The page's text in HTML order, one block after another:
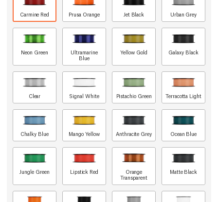
Carmine Red Prusa Orange Jet Black Urban Grey
Neon Green
Ultramarine
Blue
Yellow Gold Galaxy Black
Clear Signal White Pistachio Green Terracotta Light
Chalky Blue Mango Yellow Anthracite Grey Ocean Blue
Jungle Green Lipstick Red
Orange
Transparent
Matte Black